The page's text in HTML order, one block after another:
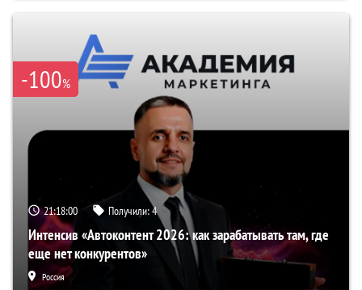
-100%
21:17:59 Получили:4
Интенсив «Автоконтент 2026: как зарабатывать там, где
еще нет конкурентов»
Россия